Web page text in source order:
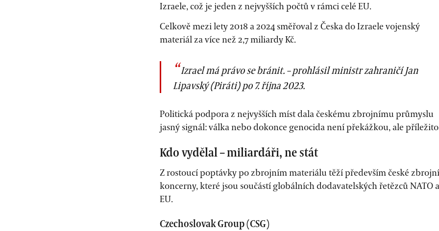
Izraele, což je jeden z nejvyšších počtů v rámci celé EU.
Celkově mezi lety 2018 a 2024 směřoval z Česka do Izraele vojenský
materiál za více než 2,7 miliardy Kč.
Izrael má právo se bránit. – prohlásil ministr zahraničí Jan
Lipavský(Piráti)po 7. října 2023.
Politická podpora z nejvyšších míst dala českému zbrojnímu průmyslu
jasný signál: válka nebo dokonce genocida není překážkou, ale
Kdo vydělal – miliardáři, ne stát
Z rostoucí poptávky po zbrojním materiálu těží především české zbrojní
koncerny, které jsou součástí globálních dodavatelských řetězců NATO a
EU.
Czechoslovak Group (CSG)